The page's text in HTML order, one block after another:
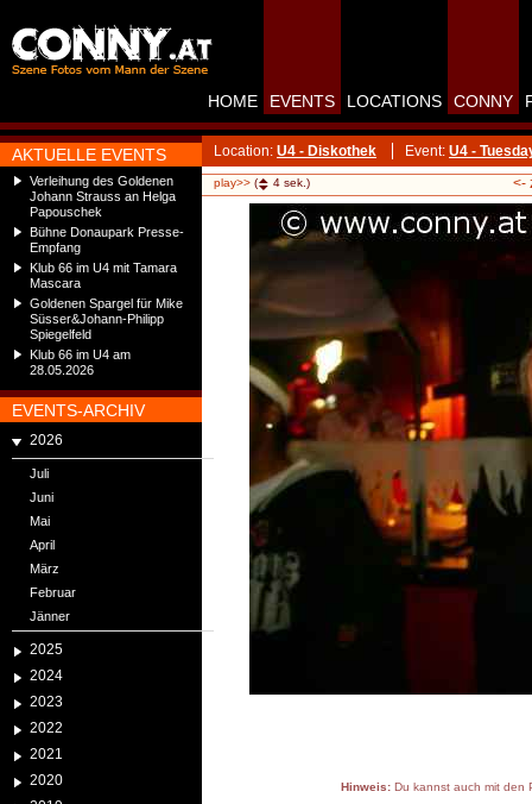
AKTUELLE EVENTS
Verleihung des Goldenen
Johann Strauss an Helga
Papouschek
Bühne Donaupark Presse-
Empfang
Klub 66 im U4 mit Tamara
Mascara
Goldenen Spargel für Mike
Süsser&Johann-Philipp
Spiegelfeld
Klub 66 im U4 am
28.05.2026
EVENTS-ARCHIV
2026
Juli
Juni
Mai
April
März
Februar
Jänner
2025
2024
2023
2022
2021
2020
HOME EVENTS LOCATIONS CONNY
Location: U4 - Diskothek Event: U4 -
play>> ( 4 sek.) <-
Hinweis:Du kannst auch mit den